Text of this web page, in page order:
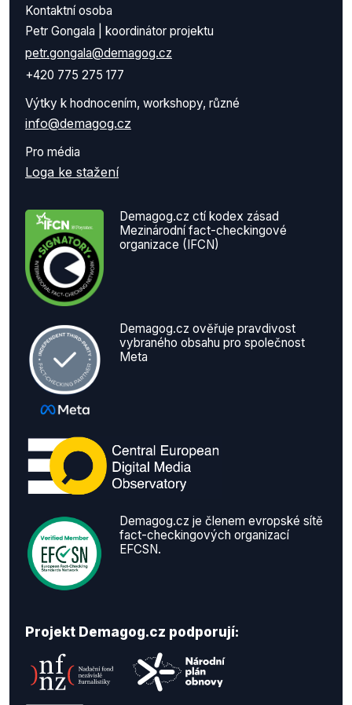
Kontaktní osoba
Petr Gongala | koordinátor projektu
petr.gongala@demagog.cz
+420 775 275 177
Výtky k hodnocením, workshopy, různé
info@demagog.cz
Pro média
Loga ke stažení
Demagog.cz ctí kodex zásad
Mezinárodní fact-checkingové
organizace (IFCN)
Demagog.cz ověřuje pravdivost
vybraného obsahu pro společnost
Meta
Demagog.cz je členem evropské sítě
fact-checkingových organizací
EFCSN.
Projekt Demagog.cz podporují: